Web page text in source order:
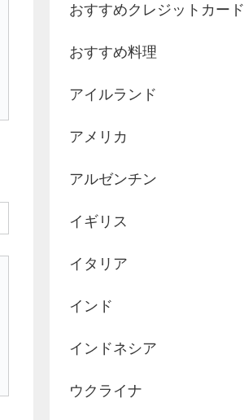
おすすめクレジットカード
おすすめ料理
アイルランド
アメリカ
アルゼンチン
イギリス
イタリア
インド
インドネシア
ウクライナ